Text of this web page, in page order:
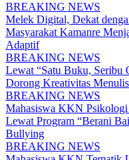
BREAKING NEWS
Melek Digital, Dekat
Masyarakat Kamanre
Adaptif
BREAKING NEWS
Lewat “Satu Buku, Seribu
Dorong Kreativitas
BREAKING NEWS
Mahasiswa KKN
Lewat Program “Berani
Bullying
BREAKING NEWS